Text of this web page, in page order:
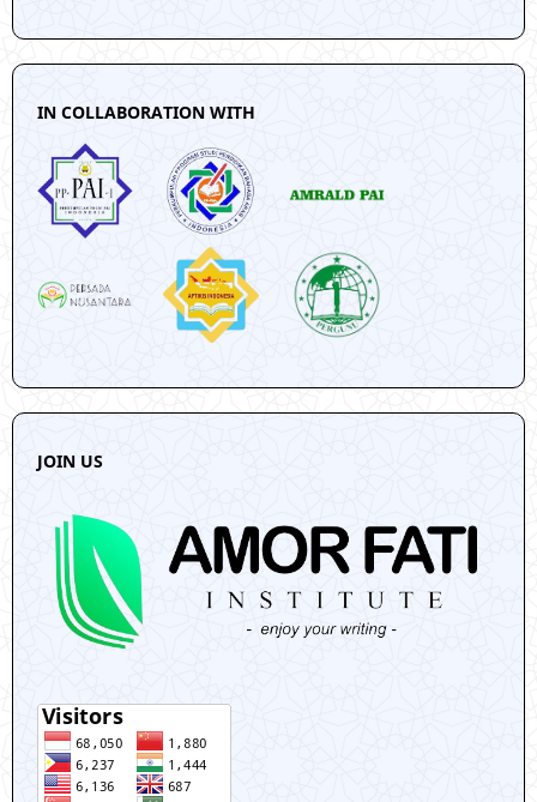
IN COLLABORATION WITH
JOIN US